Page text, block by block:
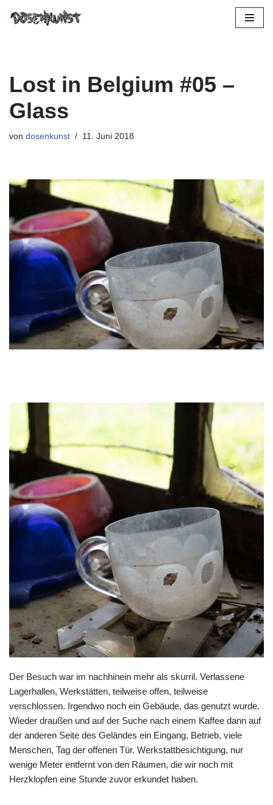
Lost in Belgium #05 –
Glass
von dosenkunst 11. Juni 2018
Der Besuch war im nachhinein mehr als skurril. Verlassene
Lagerhallen, Werkstätten, teilweise offen, teilweise
verschlossen. Irgendwo noch ein Gebäude, das genutzt wurde.
Wieder draußen und auf der Suche nach einem Kaffee dann auf
der anderen Seite des Geländes ein Eingang, Betrieb, viele
Menschen, Tag der offenen Tür. Werkstattbesichtigung, nur
wenige Meter entfernt von den Räumen, die wir noch mit
Herzklopfen eine Stunde zuvor erkundet haben.